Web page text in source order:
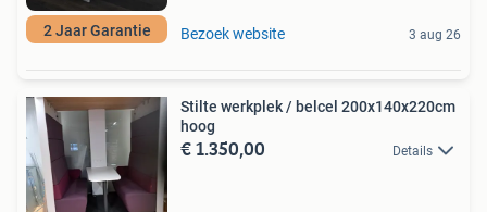
2 Jaar Garantie Bezoek website 3 aug 26
Stilte werkplek / belcel 200x140x220cm
hoog
€ 1.350,00 Details